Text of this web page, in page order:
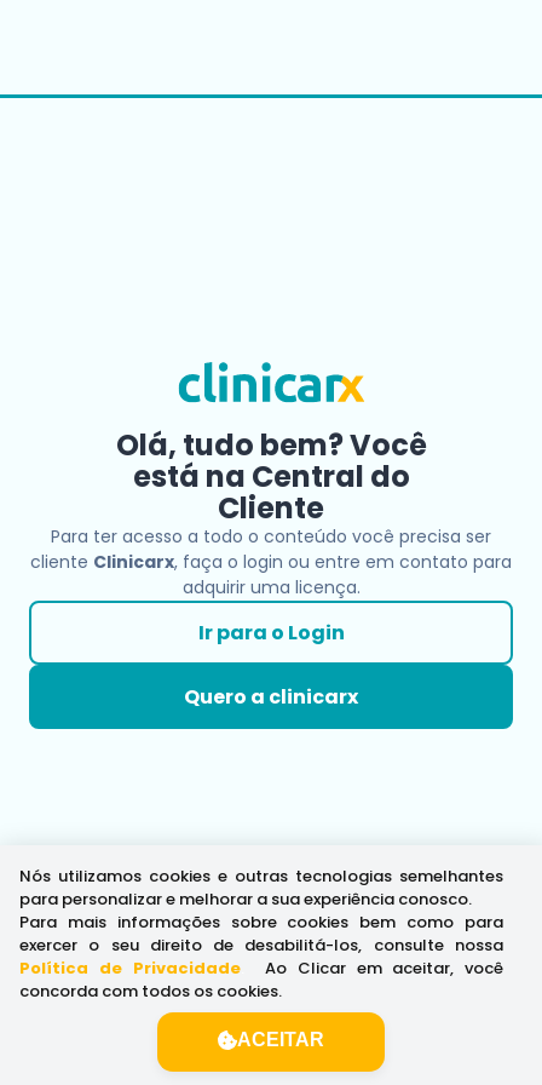
Olá, tudo bem? Você
está na Central do
Cliente
Para ter acesso a todo o conteúdo você precisa ser
cliente Clinicarx, faça o login ou entre em contato para
adquirir uma licença.
Ir para o Login
Quero a clinicarx
Nós utilizamos cookies e outras tecnologias semelhantes
para personalizar e melhorar a sua experiência conosco.
Para mais informações sobre cookies bem como para
exercer o seu direito de desabilitá-los, consulte nossa
Política de Privacidade.
Ao Clicar em aceitar, você
concorda com todos os cookies.
ACEITAR